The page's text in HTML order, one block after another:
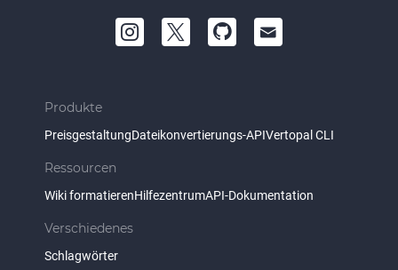
Produkte
PreisgestaltungDateikonvertierungs-APIVertopal CLI
Ressourcen
Wiki formatierenHilfezentrumAPI-Dokumentation
Verschiedenes
Schlagwörter